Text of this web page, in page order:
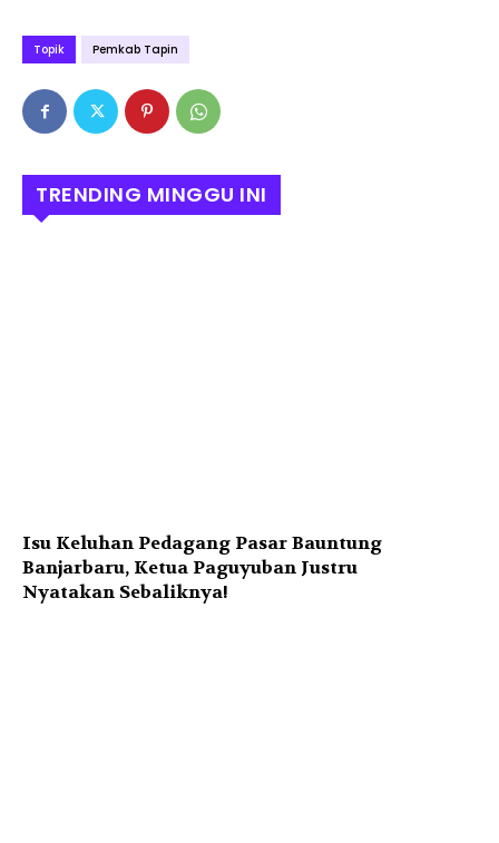
Topik Pemkab Tapin
TRENDING MINGGU INI
Isu Keluhan Pedagang Pasar Bauntung
Banjarbaru, Ketua Paguyuban Justru
Nyatakan Sebaliknya!